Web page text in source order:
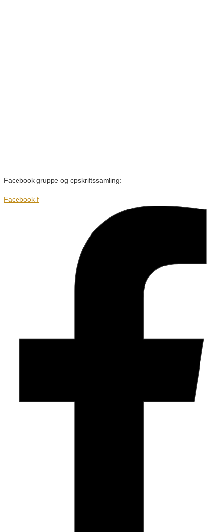
Facebook gruppe og opskriftssamling:
Facebook-f